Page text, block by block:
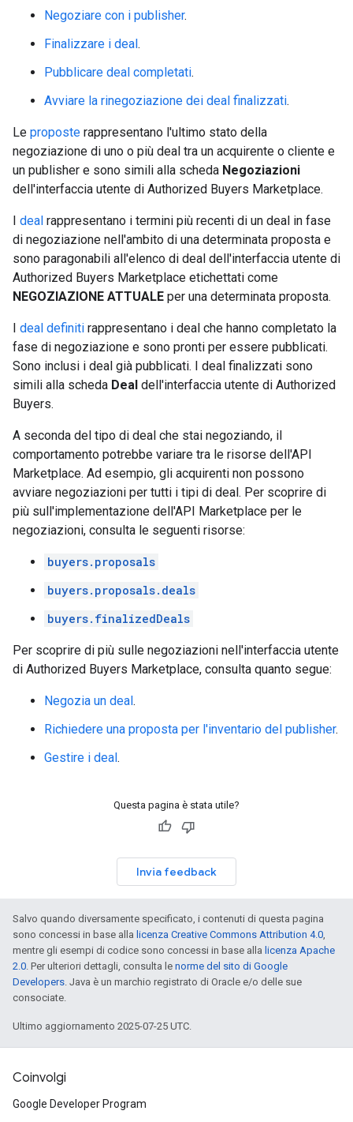
Negoziare con i publisher.
Finalizzare i deal.
Pubblicare deal completati.
Avviare la rinegoziazione dei deal finalizzati.
Le proposte rappresentano l'ultimo stato della
negoziazione di uno o più deal tra un acquirente o cliente e
un publisher e sono simili alla scheda Negoziazioni
dell'interfaccia utente di Authorized Buyers Marketplace.
I deal rappresentano i termini più recenti di un deal in fase
di negoziazione nell'ambito di una determinata proposta e
sono paragonabili all'elenco di deal dell'interfaccia utente di
Authorized Buyers Marketplace etichettati come
NEGOZIAZIONE ATTUALE per una determinata proposta.
I deal definiti rappresentano i deal che hanno completato la
fase di negoziazione e sono pronti per essere pubblicati.
Sono inclusi i deal già pubblicati. I deal finalizzati sono
simili alla scheda Deal dell'interfaccia utente di Authorized
Buyers.
A seconda del tipo di deal che stai negoziando, il
comportamento potrebbe variare tra le risorse dell'API
Marketplace. Ad esempio, gli acquirenti non possono
avviare negoziazioni per tutti i tipi di deal. Per scoprire di
più sull'implementazione dell'API Marketplace per le
negoziazioni, consulta le seguenti risorse:
buyers.proposals
buyers.proposals.deals
buyers.finalizedDeals
Per scoprire di più sulle negoziazioni nell'interfaccia utente
di Authorized Buyers Marketplace, consulta quanto segue:
Negozia un deal.
Richiedere una proposta per l'inventario del publisher.
Gestire i deal.
Questa pagina è stata utile?
Invia feedback
Salvo quando diversamente specificato, i contenuti di questa pagina
sono concessi in base alla licenza Creative Commons Attribution 4.0,
mentre gli esempi di codice sono concessi in base alla licenza Apache
2.0. Per ulteriori dettagli, consulta le norme del sito di Google
Developers. Java è un marchio registrato di Oracle e/o delle sue
consociate.
Ultimo aggiornamento 2025-07-25 UTC.
Coinvolgi
Google Developer Program